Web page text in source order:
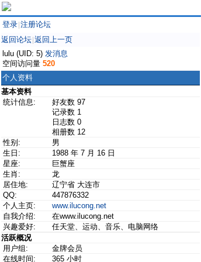
登录 注册论坛
返回论坛 返回上一页
lulu (UID: 5) 发消息
空间访问量 520
个人资料
基本资料
统计信息:
好友数 97
记录数 1
日志数 0
相册数 12
性别:
男
生日:
1988 年 7 月 16 日
星座:
巨蟹座
生肖:
龙
居住地:
辽宁省 大连市
QQ:
447876332
个人主页:
www.ilucong.net
自我介绍:
在www.ilucong.net
兴趣爱好:
任天堂、运动、音乐、电脑网络
活跃概况
用户组:
金牌会员
在线时间:
365 小时